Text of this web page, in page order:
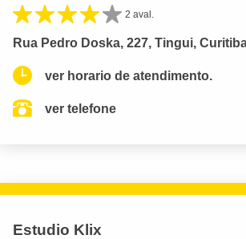
2 aval.
Rua Pedro Doska, 227, Tingui,
ver horario de atendimento.
ver telefone
Estudio Klix